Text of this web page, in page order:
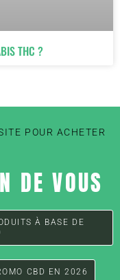
THC ?
POUR ACHETER
DE VOUS
À BASE DE
CBD EN 2026